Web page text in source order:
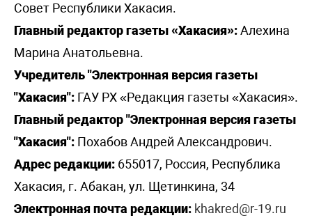
Совет Республики Хакасия.
Главный редактор газеты «Хакасия»:Алехина
Марина Анатольевна.
Учредитель "Электронная версия газеты
"Хакасия": ГАУ РХ «Редакция газеты «Хакасия».
Главный редактор "Электронная версия газеты
"Хакасия": Похабов Андрей Александрович.
Адрес редакции: 655017, Россия, Республика
Хакасия, г. Абакан, ул. Щетинкина, 34
Электронная почта редакции: khakred@r-19.ru